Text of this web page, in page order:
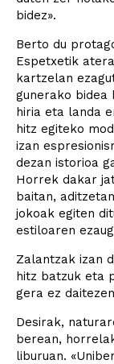
bidez».
Berto du
Espetxetik
kartzelan
gunerako bidea
hiria eta landa
hitz egiteko
izan
dezan istorioa
Horrek dakar
baitan,
jokoak egiten
estiloaren
Zalantzak izan
hitz batzuk eta
gera ez
Desirak,
berean,
liburuan.